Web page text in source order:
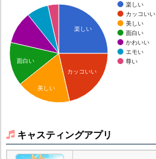
楽しい
カッコいい
美しい
面白い
かわいい
エモい
尊い
楽しい
カッコいい
面白い
美しい
キャスティングアプリ